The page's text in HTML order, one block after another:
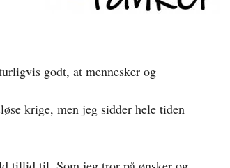
godt, at mennesker og
krige, men jeg sidder hele tiden